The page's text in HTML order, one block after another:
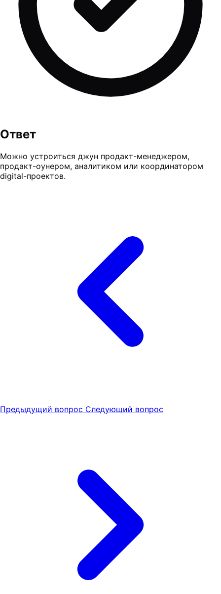
Ответ
Можно устроиться джун продакт-менеджером,
продакт-оунером, аналитиком или координатором
digital-проектов.
Предыдущий вопрос Следующий вопрос